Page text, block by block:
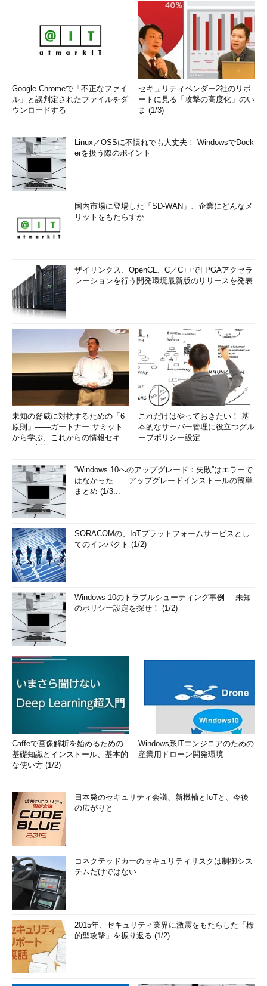
Google Chromeで「不正なファイ
ル」と誤判定されたファイルをダ
ウンロードする
セキュリティベンダー2社のリポ
ートに見る「攻撃の高度化」のい
ま (1/3)
Linux／OSSに不慣れでも大丈夫！ WindowsでDock
erを扱う際のポイント
国内市場に登場した「SD-WAN」、企業にどんなメ
リットをもたらすか
ザイリンクス、OpenCL、C／C++でFPGAアクセラ
レーションを行う開発環境最新版のリリースを発表
未知の脅威に対抗するための「6
原則」――ガートナー サミット
から学ぶ、これからの情報セキュ
これだけはやっておきたい！ 基
本的なサーバー管理に役立つグル
ープポリシー設定
“Windows 10へのアップグレード：失敗”はエラーで
はなかった――アップグレードインストールの簡単
まとめ (1/3...
SORACOMの、IoTプラットフォームサービスとし
てのインパクト (1/2)
Windows 10のトラブルシューティング事例──未知
のポリシー設定を探せ！ (1/2)
Caffeで画像解析を始めるための
基礎知識とインストール、基本的
な使い方 (1/2)
Windows系ITエンジニアのための
産業用ドローン開発環境
日本発のセキュリティ会議、新機軸とIoTと、今後
の広がりと
コネクテッドカーのセキュリティリスクは制御シス
テムだけではない
2015年、セキュリティ業界に激震をもたらした「標
的型攻撃」を振り返る (1/2)